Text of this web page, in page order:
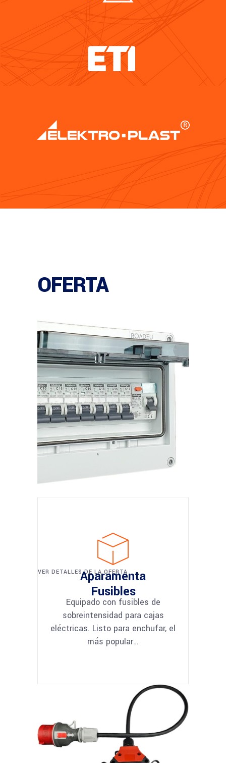
OFERTA
VER DETALLES DE LA OFERTA
Aparamenta
Fusibles
Equipado con fusibles de
sobreintensidad para cajas
eléctricas. Listo para enchufar, el
más popular…